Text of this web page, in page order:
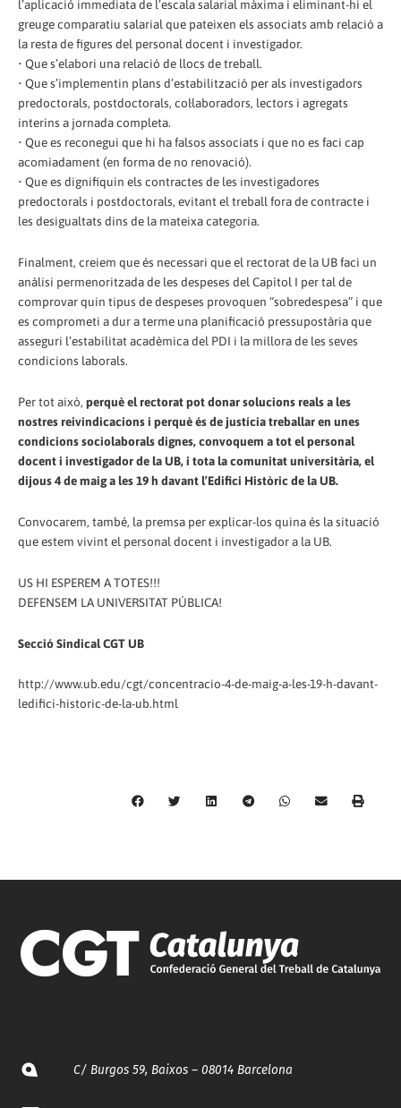
l’aplicació immediata de l’escala salarial màxima i eliminant-hi el
greuge comparatiu salarial que pateixen els associats amb relació a
la resta de figures del personal docent i investigador.
• Que s’elabori una relació de llocs de treball.
• Que s’implementin plans d’estabilització per als investigadors
predoctorals, postdoctorals, col·laboradors, lectors i agregats
interins a jornada completa.
• Que es reconegui que hi ha falsos associats i que no es faci cap
acomiadament (en forma de no renovació).
• Que es dignifiquin els contractes de les investigadores
predoctorals i postdoctorals, evitant el treball fora de contracte i
les desigualtats dins de la mateixa categoria.
Finalment, creiem que és necessari que el rectorat de la UB faci un
anàlisi permenoritzada de les despeses del Capítol I per tal de
comprovar quin tipus de despeses provoquen “sobredespesa” i que
es comprometi a dur a terme una planificació pressupostària que
asseguri l’estabilitat acadèmica del PDI i la millora de les seves
condicions laborals.
Per tot això, perquè el rectorat pot donar solucions reals a les
nostres reivindicacions i perquè és de justícia treballar en unes
condicions sociolaborals dignes, convoquem a tot el personal
docent i investigador de la UB, i tota la comunitat universitària, el
dijous 4 de maig a les 19 h davant l’Edifici Històric de la UB.
Convocarem, també, la premsa per explicar-los quina és la situació
que estem vivint el personal docent i investigador a la UB.
US HI ESPEREM A TOTES!!!
DEFENSEM LA UNIVERSITAT PÚBLICA!
Secció Sindical CGT UB
http://www.ub.edu/cgt/concentracio-4-de-maig-a-les-19-h-davant-
ledifici-historic-de-la-ub.html
C/ Burgos 59, Baixos – 08014 Barcelona